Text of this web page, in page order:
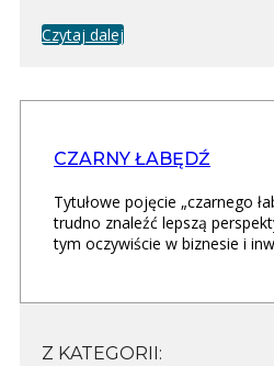
Czytaj dalej
CZARNY ŁABĘDŹ
Tytułowe pojęcie „czarnego
trudno znaleźć lepszą
tym oczywiście w biznesie i
Z KATEGORII: